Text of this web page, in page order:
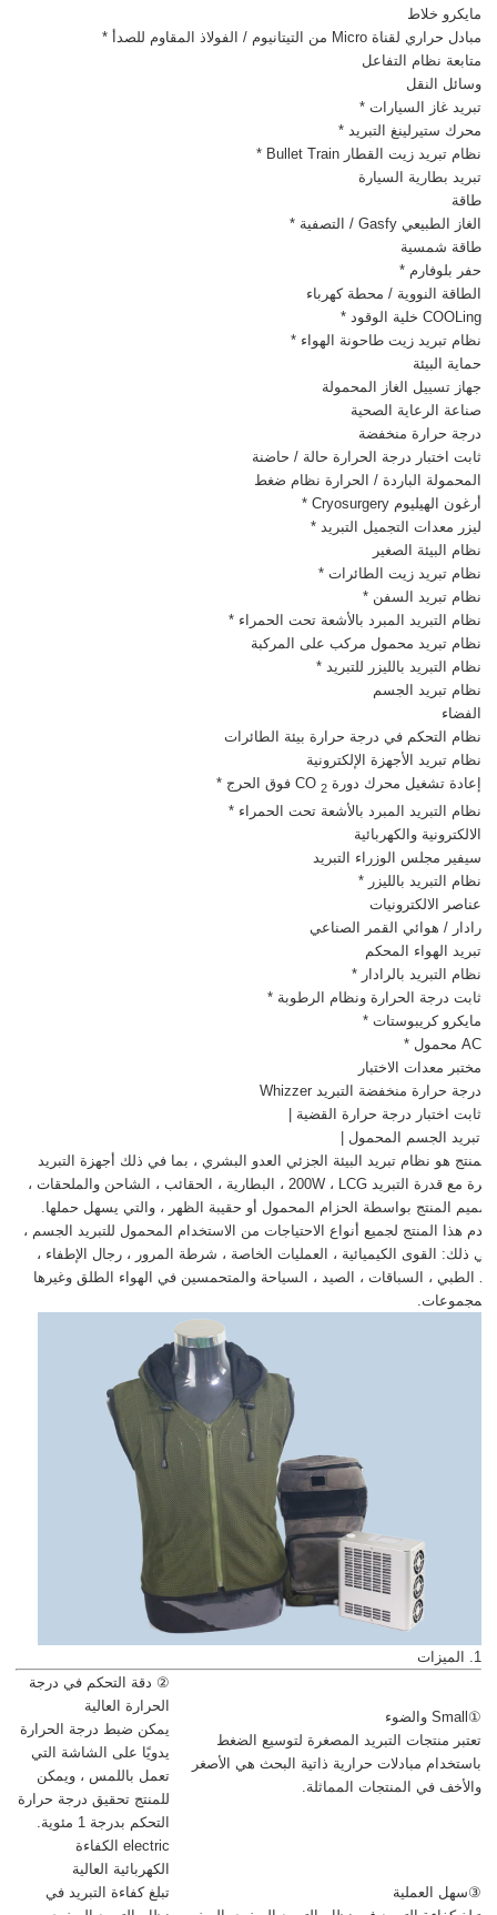
مايكرو خلاط
مبادل حراري لقناة Micro من التيتانيوم / الفولاذ المقاوم للصدأ *
متابعة نظام التفاعل
وسائل النقل
تبريد غاز السيارات *
محرك ستيرلينغ التبريد *
نظام تبريد زيت القطار Bullet Train *
تبريد بطارية السيارة
طاقة
الغاز الطبيعي Gasfy / التصفية *
طاقة شمسية
حفر بلوفارم *
الطاقة النووية / محطة كهرباء
COOLing خلية الوقود *
نظام تبريد زيت طاحونة الهواء *
حماية البيئة
جهاز تسييل الغاز المحمولة
صناعة الرعاية الصحية
درجة حرارة منخفضة
ثابت اختبار درجة الحرارة حالة / حاضنة
المحمولة الباردة / الحرارة نظام ضغط
أرغون الهيليوم Cryosurgery *
ليزر معدات التجميل التبريد *
نظام البيئة الصغير
نظام تبريد زيت الطائرات *
نظام تبريد السفن *
نظام التبريد المبرد بالأشعة تحت الحمراء *
نظام تبريد محمول مركب على المركبة
نظام التبريد بالليزر للتبريد *
نظام تبريد الجسم
الفضاء
نظام التحكم في درجة حرارة بيئة الطائرات
نظام تبريد الأجهزة الإلكترونية
إعادة تشغيل محرك دورة CO2
فوق الحرج *
نظام التبريد المبرد بالأشعة تحت الحمراء *
الالكترونية والكهربائية
سيفير مجلس الوزراء التبريد
نظام التبريد بالليزر *
عناصر الالكترونيات
رادار / هوائي القمر الصناعي
تبريد الهواء المحكم
نظام التبريد بالرادار *
ثابت درجة الحرارة ونظام الرطوبة *
مايكرو كريبوستات *
AC محمول *
مختبر معدات الاختبار
درجة حرارة منخفضة التبريد Whizzer
ثابت اختبار درجة حرارة القضية |
تبريد الجسم المحمول |
المنتج هو نظام تبريد البيئة الجزئي العدو البشري ، بما في ذلك أجهزة التبريد
الصغيرة مع قدرة التبريد 200W ، LCG ، البطارية ، الحقائب ، الشاحن والملحقات ،
المنتج بواسطة الحزام المحمول أو حقيبة الظهر ، والتي يسهل حملها.
هذا المنتج لجميع أنواع الاحتياجات من الاستخدام المحمول للتبريد الجسم ،
في ذلك: القوى الكيميائية ، العمليات الخاصة ، شرطة المرور ، رجال الإطفاء ،
الطبي ، السباقات ، الصيد ، السياحة والمتحمسين في الهواء الطلق وغيرها
1. الميزات
①Small والضوء
تعتبر منتجات التبريد المصغرة لتوسيع الضغط
باستخدام مبادلات حرارية ذاتية البحث هي الأصغر
والأخف في المنتجات المماثلة.
② دقة التحكم في درجة
الحرارة العالية
يمكن ضبط درجة الحرارة
يدويًا على الشاشة التي
تعمل باللمس ، ويمكن
للمنتج تحقيق درجة حرارة
التحكم بدرجة 1 مئوية.
③سهل العملية
electric الكفاءة
الكهربائية العالية
تبلغ كفاءة التبريد في